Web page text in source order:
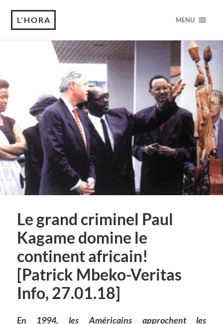
L'HORA MENU
Le grand criminel Paul
Kagame domine le
continent africain!
[Patrick Mbeko-Veritas
Info, 27.01.18]
En 1994, les Américains approchent les